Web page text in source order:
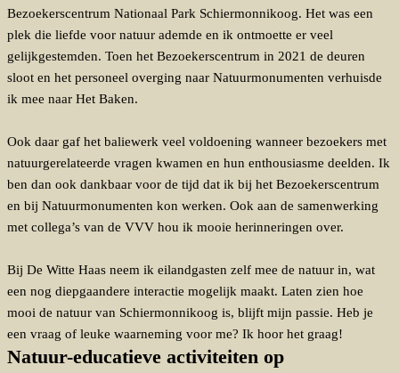
Bezoekerscentrum Nationaal Park Schiermonnikoog. Het was een
plek die liefde voor natuur ademde en ik ontmoette er veel
gelijkgestemden. Toen het Bezoekerscentrum in 2021 de deuren
sloot en het personeel overging naar Natuurmonumenten verhuisde
ik mee naar Het Baken.
Ook daar gaf het baliewerk veel voldoening wanneer bezoekers met
natuurgerelateerde vragen kwamen en hun enthousiasme deelden. Ik
ben dan ook dankbaar voor de tijd dat ik bij het Bezoekerscentrum
en bij Natuurmonumenten kon werken. Ook aan de samenwerking
met collega’s van de VVV hou ik mooie herinneringen over.
Bij De Witte Haas neem ik eilandgasten zelf mee de natuur in, wat
een nog diepgaandere interactie mogelijk maakt. Laten zien hoe
mooi de natuur van Schiermonnikoog is, blijft mijn passie. Heb je
een vraag of leuke waarneming voor me? Ik hoor het graag!
Natuur-educatieve activiteiten op